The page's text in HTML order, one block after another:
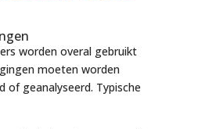
worden overal gebruikt
moeten worden
of geanalyseerd. Typische